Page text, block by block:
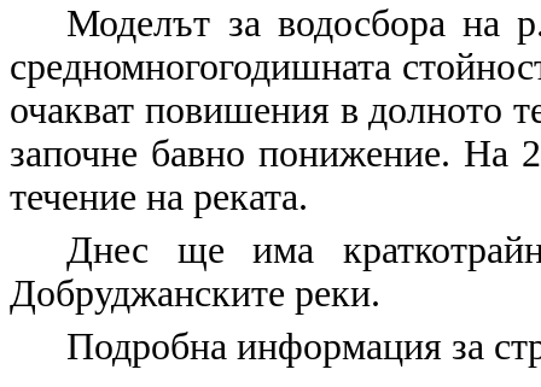
Моделът за водосбора на
средномногогодишната
очакват повишения в долното
започне бавно понижение. На
течение на реката.
Днес ще има
Добруджанските реки.
Подробна информация за